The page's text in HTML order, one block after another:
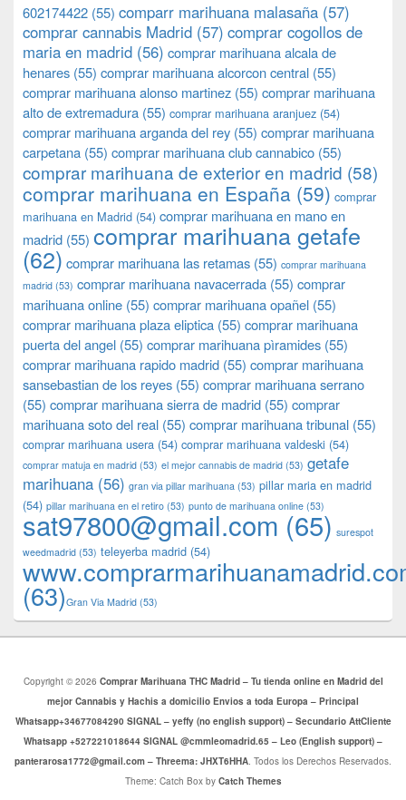
602174422 (55) comparr marihuana malasaña (57)
comprar cannabis Madrid (57) comprar cogollos de
maria en madrid (56) comprar marihuana alcala de
henares (55) comprar marihuana alcorcon central (55)
comprar marihuana alonso martinez (55) comprar marihuana
alto de extremadura (55) comprar marihuana aranjuez (54)
comprar marihuana arganda del rey (55) comprar marihuana
carpetana (55) comprar marihuana club cannabico (55)
comprar marihuana de exterior en madrid (58)
comprar marihuana en España (59) comprar
marihuana en Madrid (54) comprar marihuana en mano en
madrid (55) comprar marihuana getafe
(62) comprar marihuana las retamas (55) comprar marihuana
madrid (53) comprar marihuana navacerrada (55) comprar
marihuana online (55) comprar marihuana opañel (55)
comprar marihuana plaza eliptica (55) comprar marihuana
puerta del angel (55) comprar marihuana pìramides (55)
comprar marihuana rapido madrid (55) comprar marihuana
sansebastian de los reyes (55) comprar marihuana serrano
(55) comprar marihuana sierra de madrid (55) comprar
marihuana soto del real (55) comprar marihuana tribunal (55)
comprar marihuana usera (54) comprar marihuana valdeski (54)
comprar matuja en madrid (53) el mejor cannabis de madrid (53) getafe
marihuana (56) gran via pillar marihuana (53) pillar maria en madrid
(54) pillar marihuana en el retiro (53) punto de marihuana online (53)
sat97800@gmail.com (65) surespot
weedmadrid (53) teleyerba madrid (54)
(63)​​Gran Via Madrid (53)
Copyright © 2026 Comprar Marihuana THC Madrid – Tu tienda online en Madrid del
mejor Cannabis y Hachis a domicilio Envios a toda Europa – Principal
Whatsapp+34677084290 SIGNAL – yeffy (no english support) – Secundario AttCliente
Whatsapp +527221018644 SIGNAL @cmmleomadrid.65 – Leo (English support) –
panterarosa1772@gmail.com – Threema: JHXT6HHA. Todos los Derechos Reservados.
Theme: Catch Box by Catch Themes